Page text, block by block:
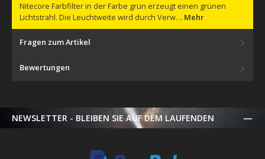
Nitecore Farbfilter in der Farbe grün erzeugt einen grünen
Lichtstrahl. Die Leuchtweite wird durch Verw… Mehr
Fragen zum Artikel
Bewertungen
NEWSLETTER - BLEIBEN SIE AUF DEM LAUFENDEN